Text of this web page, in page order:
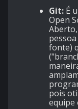
Git: É
Open
fonte)
pois
equipe